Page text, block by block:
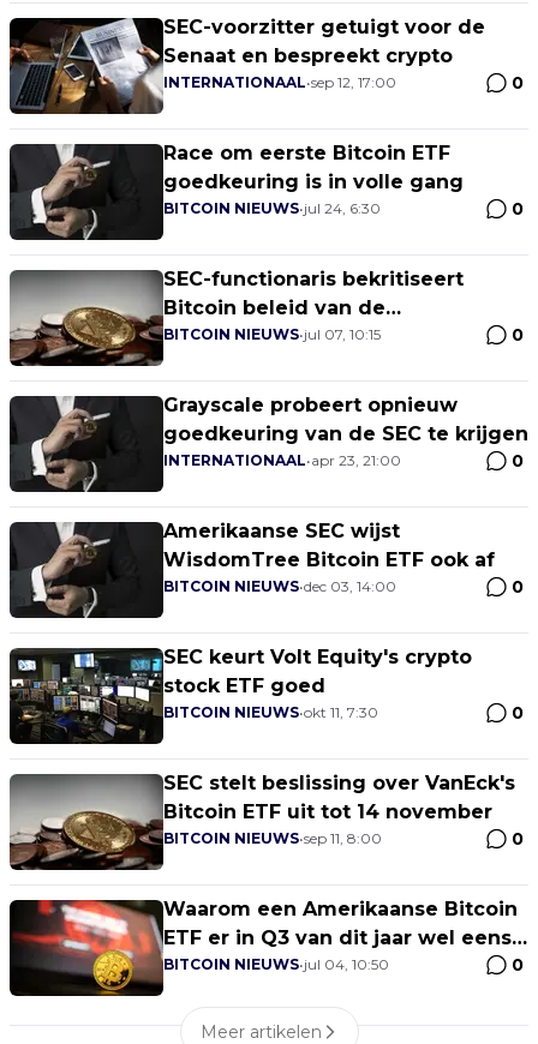
SEC-voorzitter getuigt voor de
Senaat en bespreekt crypto
INTERNATIONAAL•sep 12, 17:00 0
Race om eerste Bitcoin ETF
goedkeuring is in volle gang
BITCOIN NIEUWS•jul 24, 6:30 0
SEC-functionaris bekritiseert
Bitcoin beleid van de
toezichthouder
BITCOIN NIEUWS•jul 07, 10:15 0
Grayscale probeert opnieuw
goedkeuring van de SEC te krijgen
INTERNATIONAAL•apr 23, 21:00 0
Amerikaanse SEC wijst
WisdomTree Bitcoin ETF ook af
BITCOIN NIEUWS•dec 03, 14:00 0
SEC keurt Volt Equity's crypto
stock ETF goed
BITCOIN NIEUWS•okt 11, 7:30 0
SEC stelt beslissing over VanEck's
Bitcoin ETF uit tot 14 november
BITCOIN NIEUWS•sep 11, 8:00 0
Waarom een Amerikaanse Bitcoin
ETF er in Q3 van dit jaar wel eens
zit aan te komen
BITCOIN NIEUWS•jul 04, 10:50 0
Meer artikelen